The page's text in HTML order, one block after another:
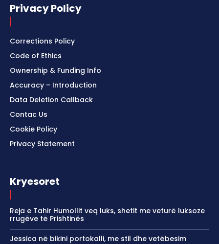
Privacy Policy
Corrections Policy
Code of Ethics
Ownership & Funding Info
Accuracy – Introduction
Data Deletion Callback
Contac Us
Cookie Policy
Privacy Statement
Kryesoret
Reja e Tahir Humollit veq luks, shetit me veturë luksoze
rrugëve të Prishtinës
Jessica në bikini portokalli, me stil dhe vetëbesim